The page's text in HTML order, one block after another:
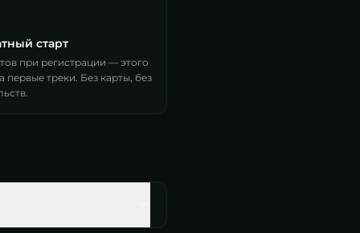
старт
при регистрации — этого
первые треки. Без карты, без